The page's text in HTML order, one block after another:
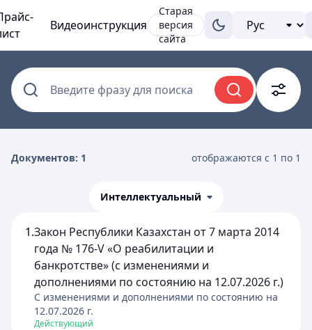
Видеоинструкция
Старая
версия
сайта
Введите фразу для поиска
Документов: 1 отображаются с 1 по 1
Интеллектуальный
1.Закон Республики Казахстан от 7 марта 2014
года № 176-V «О реабилитации и
банкротстве» (с изменениями и
дополнениями по состоянию на 12.07.2026 г.)
C изменениями и дополнениями по состоянию на
12.07.2026 г.
Действующий